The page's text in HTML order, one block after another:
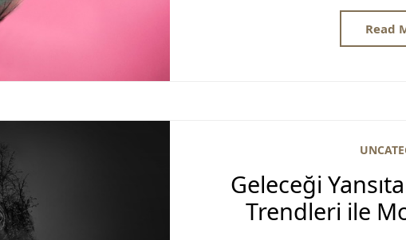
Read
Geleceği
Trendleri ile